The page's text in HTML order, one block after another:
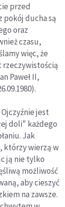
przed
pokój ducha są
oraz
czasu,
więc, że
rzeczywistością
Paweł II,
jest
doli" każdego
Jak
którzy wierzą w
ją nie tylko
możliwość
aby cieszyć
na zawsze.